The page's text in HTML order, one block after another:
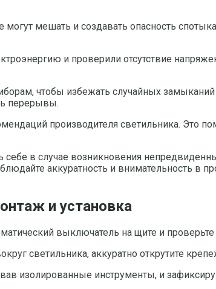
мешать и создавать опасность
и проверили отсутствие
чтобы избежать случайных
перерывы.
производителя светильника. Это
себе в случае возникновения
аккуратность и внимательность в
и установка
выключатель на щите и
светильника, аккуратно открутите
изолированные инструменты, и